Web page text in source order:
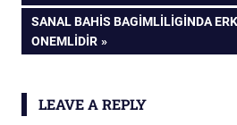
gezinmesi
NEXT
POST:
SANAL BAHIS BAGIMLILIGINDA
ONEMLIDIR
LEAVE A REPLY